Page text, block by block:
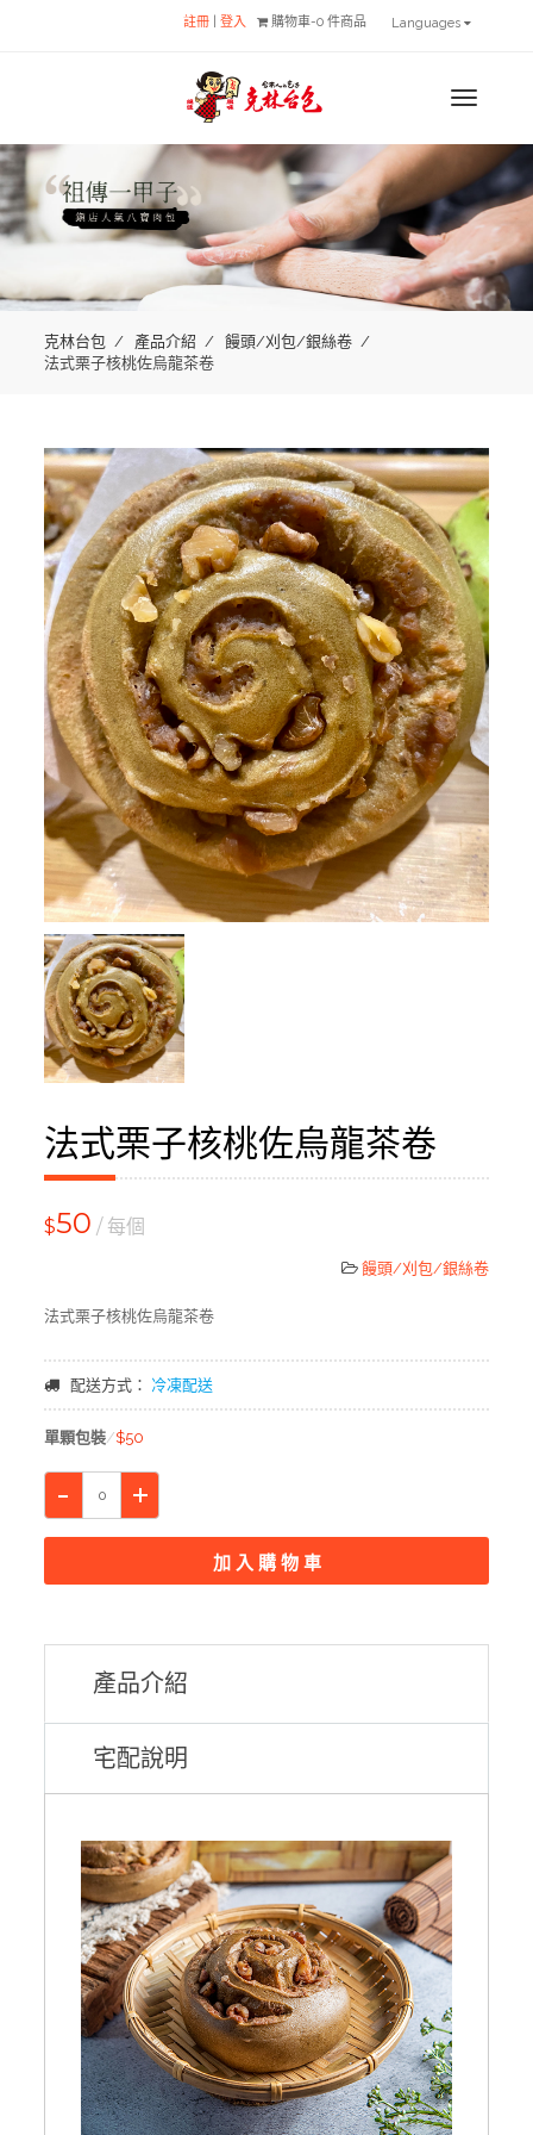
註冊 登入 購物車-0 件商品 Languages
MENU
克林台包 產品介紹
饅頭/刈包/銀絲卷
法式栗子核桃佐烏龍茶卷
法式栗子核桃佐烏龍茶卷
$50 / 每個
饅頭/刈包/銀絲卷
法式栗子核桃佐烏龍茶卷
配送方式： 冷凍配送
單顆包裝 $50
產品介紹
宅配說明